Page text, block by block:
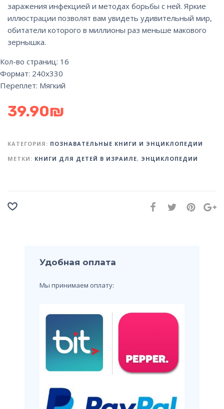
заражения инфекцией и методах борьбы с ней. Яркие
иллюстрации позволят вам увидеть удивительный мир,
обитатели которого в миллионы раз меньше макового
зернышка.
Кол-во страниц: 16
Формат: 240х330
Переплет: Мягкий
39.90₪
КАТЕГОРИЯ: ПОЗНАВАТЕЛЬНЫЕ КНИГИ И ЭНЦИКЛОПЕДИИ
МЕТКИ: КНИГИ ДЛЯ ДЕТЕЙ В ИЗРАИЛЕ, ЭНЦИКЛОПЕДИИ
Удобная оплата
Мы принимаем оплату: